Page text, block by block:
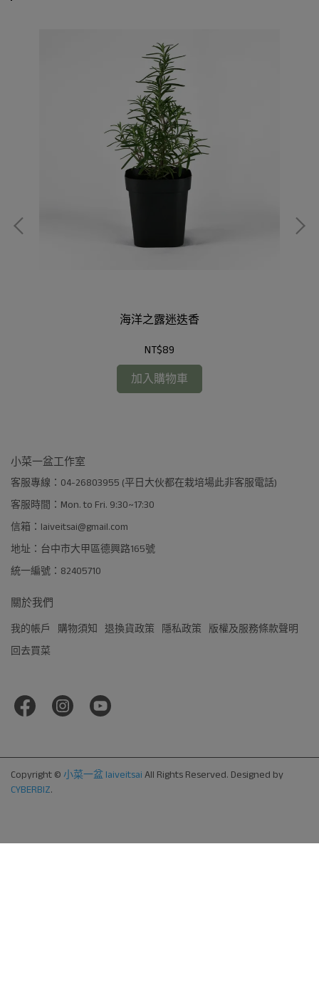
海洋之露迷迭香
NT$89
加入購物車
小菜一盆工作室
客服專線：04-26803955 (平日大伙都在栽培場此非客服電話)
客服時間：Mon. to Fri. 9:30~17:30
信箱：laiveitsai@gmail.com
地址：台中市大甲區德興路165號
統一編號：82405710
關於我們
我的帳戶 購物須知 退換貨政策 隱私政策
版權及服務條款聲明
回去買菜
Copyright © 小菜一盆 laiveitsai All Rights Reserved. Designed by
CYBERBIZ.